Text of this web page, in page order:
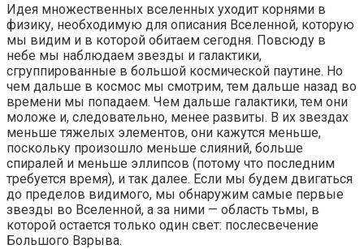
Идея множественных вселенных уходит корнями в
физику, необходимую для описания Вселенной, которую
мы видим и в которой обитаем сегодня. Повсюду в
небе мы наблюдаем звезды и галактики,
сгруппированные в большой космической паутине. Но
чем дальше в космос мы смотрим, тем дальше назад во
времени мы попадаем. Чем дальше галактики, тем они
моложе и, следовательно, менее развиты. В их звездах
меньше тяжелых элементов, они кажутся меньше,
поскольку произошло меньше слияний, больше
спиралей и меньше эллипсов (потому что последним
требуется время), и так далее. Если мы будем двигаться
до пределов видимого, мы обнаружим самые первые
звезды во Вселенной, а за ними — область тьмы, в
которой остается только один свет: послесвечение
Большого Взрыва.